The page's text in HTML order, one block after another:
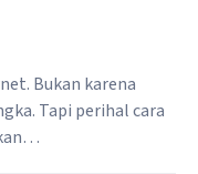
Bukan karena
Tapi perihal cara